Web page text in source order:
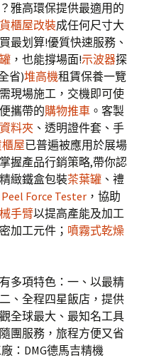
雅高環保提供最適用的
貨櫃屋改裝成任何尺寸大
最划算!優質快速服務、
，也能撐場面!示波器探
省)堆高機租賃保養一覽
現場施工，交機即可使
攜帶的購物推車 。客製
料夾 、透明證件套、手
屋已普遍被應用於展場
握產品行銷策略,帶你認
緻鐵盒包裝茶葉罐 、禮
Peel Force Tester ，協助
手臂以提高產能及加工
加工元件； 噴霧式乾燥
多項特色：一、以最精
、全程四星飯店，提供
全球最大、最知名工具
團服務，旅程方便又省
：DMG德馬吉精機